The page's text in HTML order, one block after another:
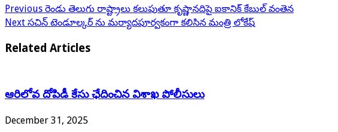
Previous రెండు తెలుగు రాష్ట్రాలు కలుపుతూ కృష్ణానదిపై ఐకానిక్ కేబుల్ వంతెన
Next సచిన్ టెండూల్కర్ ను మర్యాదపూర్వకంగా కలిసిన మంత్రి లోకేష్
Related Articles
ఆరిలోవ దోపిడీ కేసు ఛేదించిన విశాఖ పోలీసులు
December 31, 2025